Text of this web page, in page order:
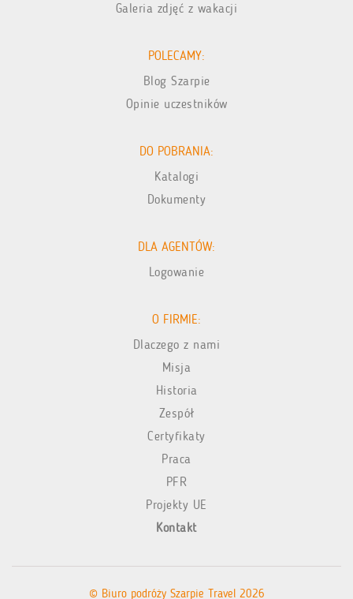
Galeria zdjęć z wakacji
POLECAMY:
Blog Szarpie
Opinie uczestników
DO POBRANIA:
Katalogi
Dokumenty
DLA AGENTÓW:
Logowanie
O FIRMIE:
Dlaczego z nami
Misja
Historia
Zespół
Certyfikaty
Praca
PFR
Projekty UE
Kontakt
© Biuro podróży Szarpie Travel 2026